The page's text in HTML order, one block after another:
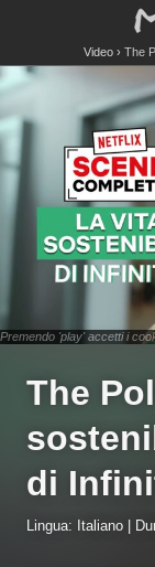
Video The
Premendo 'play' accetti i
The
di
Lingua: Italiano |